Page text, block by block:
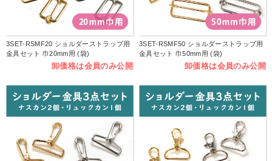
3SET-RSMF20 ショルダーストラップ用
金具セット 巾20mm用 (袋)
卸価格は会員のみ公開
3SET-RSMF50 ショルダーストラップ用
金具セット 巾50mm用 (袋)
卸価格は会員のみ公開